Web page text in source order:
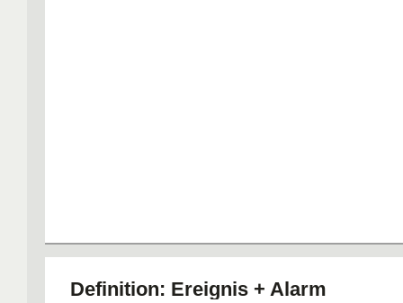
Definition: Ereignis + Alarm